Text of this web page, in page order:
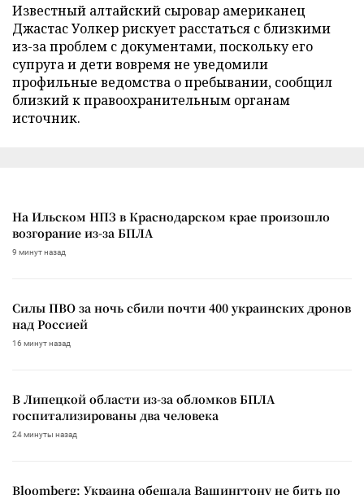
Известный алтайский сыровар американец
Джастас Уолкер рискует расстаться с близкими
из-за проблем с документами, поскольку его
супруга и дети вовремя не уведомили
профильные ведомства о пребывании, сообщил
близкий к правоохранительным органам
источник.
На Ильском НПЗ в Краснодарском крае произошло
возгорание из-за БПЛА
9 минут назад
Силы ПВО за ночь сбили почти 400 украинских дронов
над Россией
16 минут назад
В Липецкой области из-за обломков БПЛА
госпитализированы два человека
24 минуты назад
Bloomberg: Украина обещала Вашингтону не бить по